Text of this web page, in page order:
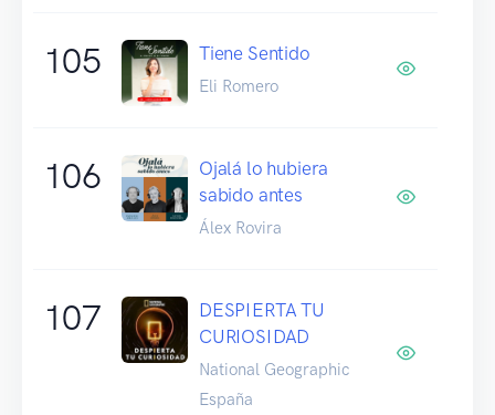
105 Tiene Sentido
Eli Romero
106
Ojalá lo hubiera
sabido antes
Álex Rovira
107
DESPIERTA TU
CURIOSIDAD
National Geographic
España